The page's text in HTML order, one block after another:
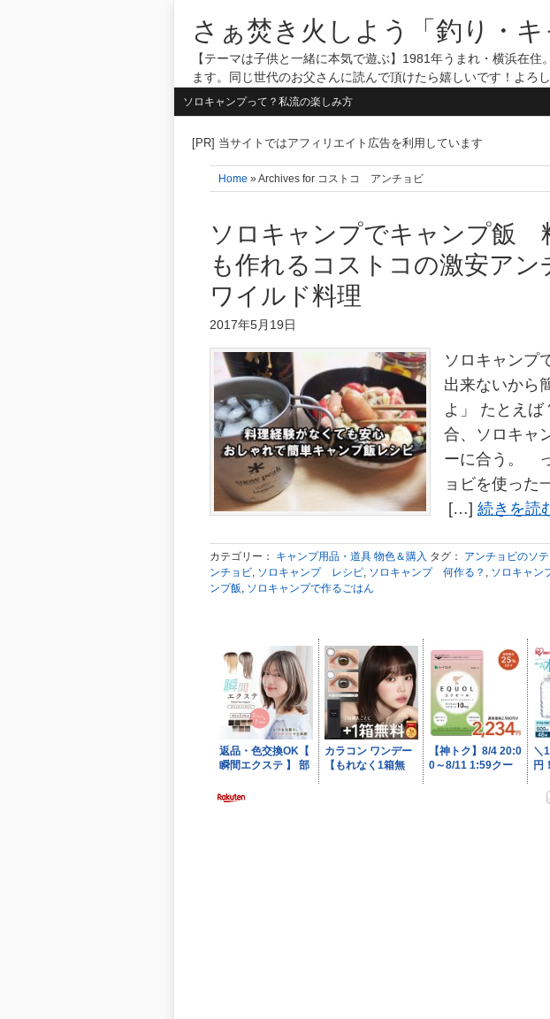
さぁ焚き火しよう「釣り・
【テーマは子供と一緒に本気で遊ぶ】1981年うまれ・横浜在
ます。同じ世代のお父さんに読んで頂けたら嬉しいです！よろ
ソロキャンプって？私流の楽しみ方
[PR] 当サイトではアフィリエイト広告を利用しています
Home » Archives for コストコ アンチョビ
ソロキャンプでキャンプ飯
も作れるコストコの激安アン
ワイルド料理
2017年5月19日
ソロキャンプ
出来ないから
よ」 たとえ
合、ソロキャ
ーに合う。
ョビを使った
[…] 続きを読
カテゴリー： キャンプ用品・道具 物色＆購入 タグ： アンチョビのソ
ンチョビ, ソロキャンプ レシピ, ソロキャンプ 何作る？ , ソロキャン
ンプ飯, ソロキャンプで作るごはん